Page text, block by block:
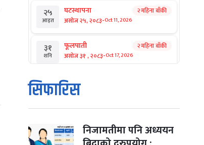
२५
आइत
घटस्थापना
असोज २५, २०८३-Oct 11, 2026
२ महिना बाँकी
३१
शनि
फूलपाती
असोज ३१ , २०८३-Oct 17, 2026
२ महिना बाँकी
१
आइत
कार्तिक सङ्क्रान्ति
कार्तिक १, २०८३
मंगल कार्तिक ३, २०८३-Oct 20, 2026
सिफारिस
निजामतीमा पनि अध्ययन